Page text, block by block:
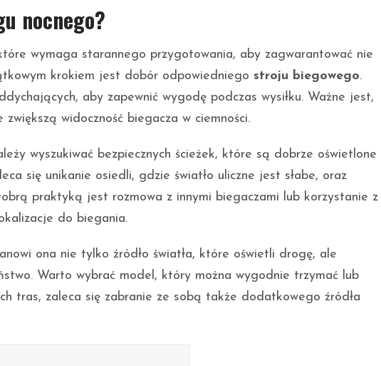
nocnego?
wymaga starannego przygotowania, aby zagwarantować nie
krokiem jest dobór odpowiedniego stroju biegowego.
aby zapewnić wygodę podczas wysiłku. Ważne jest,
widoczność biegacza w ciemności.
wyszukiwać bezpiecznych ścieżek, które są dobrze oświetlone
się unikanie osiedli, gdzie światło uliczne jest słabe, oraz
praktyką jest rozmowa z innymi biegaczami lub korzystanie z
do biegania.
ona nie tylko źródło światła, które oświetli drogę, ale
Warto wybrać model, który można wygodnie trzymać lub
tras, zaleca się zabranie ze sobą także dodatkowego źródła